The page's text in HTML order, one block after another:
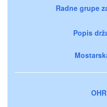
Radne grupe
Popis